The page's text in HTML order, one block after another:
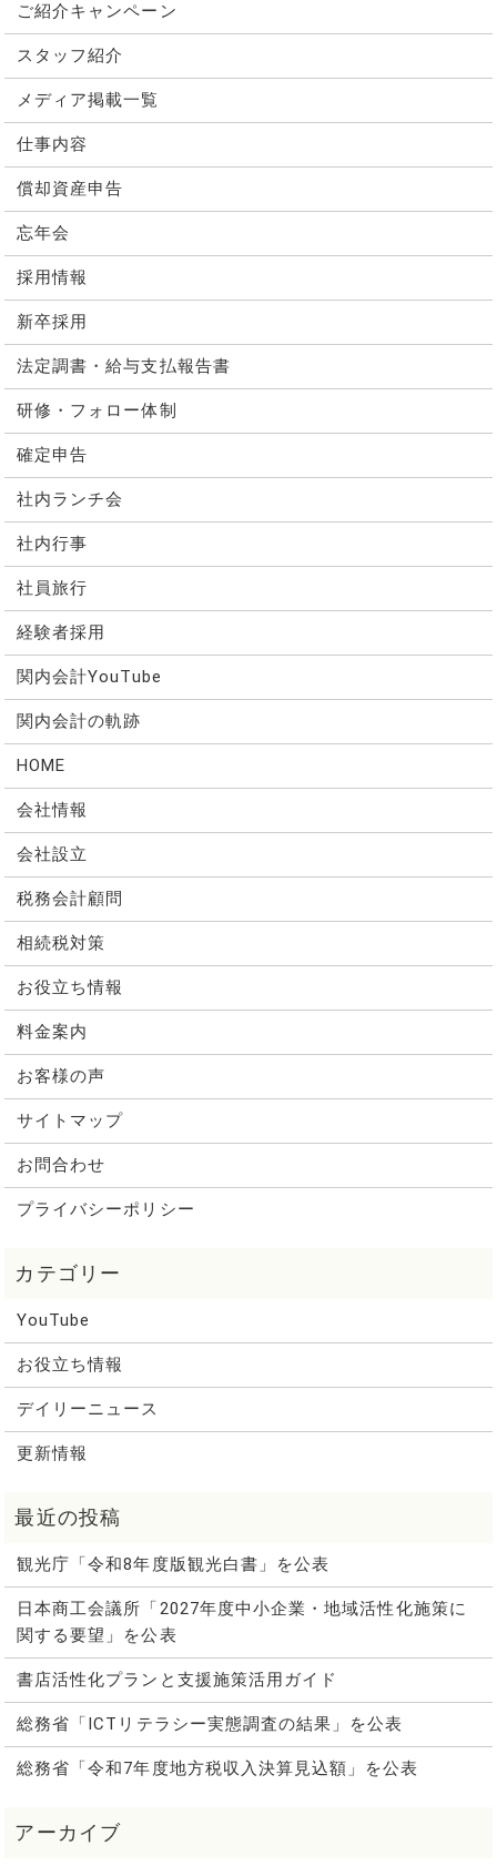
ご紹介キャンペーン
スタッフ紹介
メディア掲載一覧
仕事内容
償却資産申告
忘年会
採用情報
新卒採用
法定調書・給与支払報告書
研修・フォロー体制
確定申告
社内ランチ会
社内行事
社員旅行
経験者採用
関内会計YouTube
関内会計の軌跡
HOME
会社情報
会社設立
税務会計顧問
相続税対策
お役立ち情報
料金案内
お客様の声
サイトマップ
お問合わせ
プライバシーポリシー
YouTube
お役立ち情報
デイリーニュース
更新情報
観光庁「令和8年度版観光白書」を公表
日本商工会議所「2027年度中小企業・地域活性化施策に
関する要望」を公表
書店活性化プランと支援施策活用ガイド
総務省「ICTリテラシー実態調査の結果」を公表
総務省「令和7年度地方税収入決算見込額」を公表